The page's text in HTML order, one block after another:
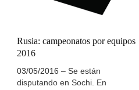
Rusia: campeonatos por equipos
2016
03/05/2016 – Se están
disputando en Sochi. En